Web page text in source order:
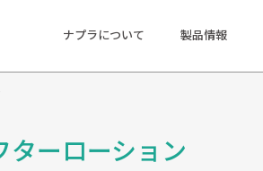
ナプラについて 製品情報
ターローション